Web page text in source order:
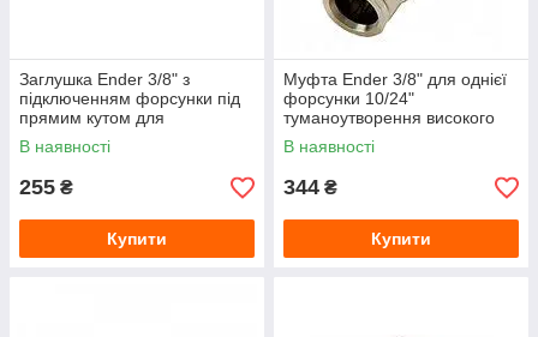
Заглушка Ender 3/8" з
підключенням форсунки під
прямим кутом для
туманоутворення високого
тиску
В наявності
255 ₴
Купити
Муфта Ender 3/8" для однієї
форсунки 10/24"
туманоутворення високого
тиску
В наявності
344 ₴
Купити